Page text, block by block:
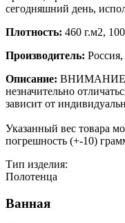
сегодняшний день,
Плотность: 460 г.м2,
Производитель:
Описание: ВНИМАНИЕ!
незначительно
зависит от
Указанный вес товара
погрешность (+-10)
Тип изделия:
Полотенца
Ванная